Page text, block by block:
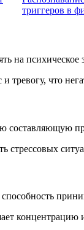
триггеров в
на психическое
что
составляющую
стрессовых